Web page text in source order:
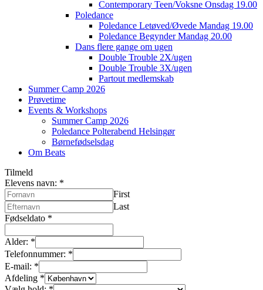
Contemporary Teen/Voksne Onsdag 19.00
Poledance
Poledance Letøved/Øvede Mandag 19.00
Poledance Begynder Mandag 20.00
Dans flere gange om ugen
Double Trouble 2X/ugen
Double Trouble 3X/ugen
Partout medlemskab
Summer Camp 2026
Prøvetime
Events & Workshops
Summer Camp 2026
Poledance Polterabend Helsingør
Børnefødselsdag
Om Beats
Tilmeld
Elevens navn: *
First
Last
Fødseldato *
Alder: *
Telefonnummer: *
E-mail: *
Afdeling *